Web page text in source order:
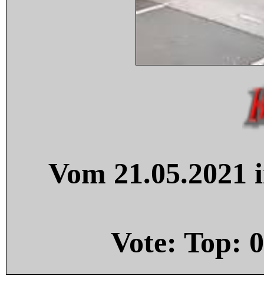
Vom
Vote: Top: 0